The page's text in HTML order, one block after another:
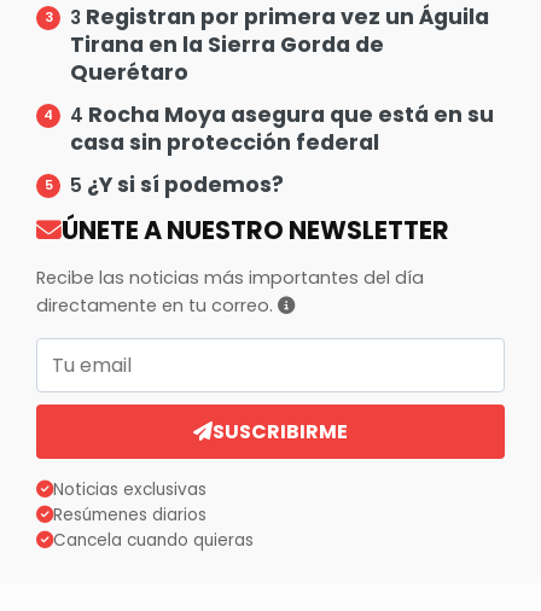
3 Registran por primera vez un Águila
Tirana en la Sierra Gorda de
Querétaro
4 Rocha Moya asegura que está en su
casa sin protección federal
5 ¿Y si sí podemos?
ÚNETE A NUESTRO NEWSLETTER
Recibe las noticias más importantes del día
directamente en tu correo.
Correo electrónico
SUSCRIBIRME
Noticias exclusivas
Resúmenes diarios
Cancela cuando quieras